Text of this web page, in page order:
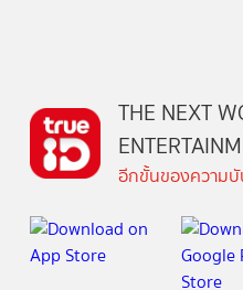
THE NEXT
อีกขั้นของความบั